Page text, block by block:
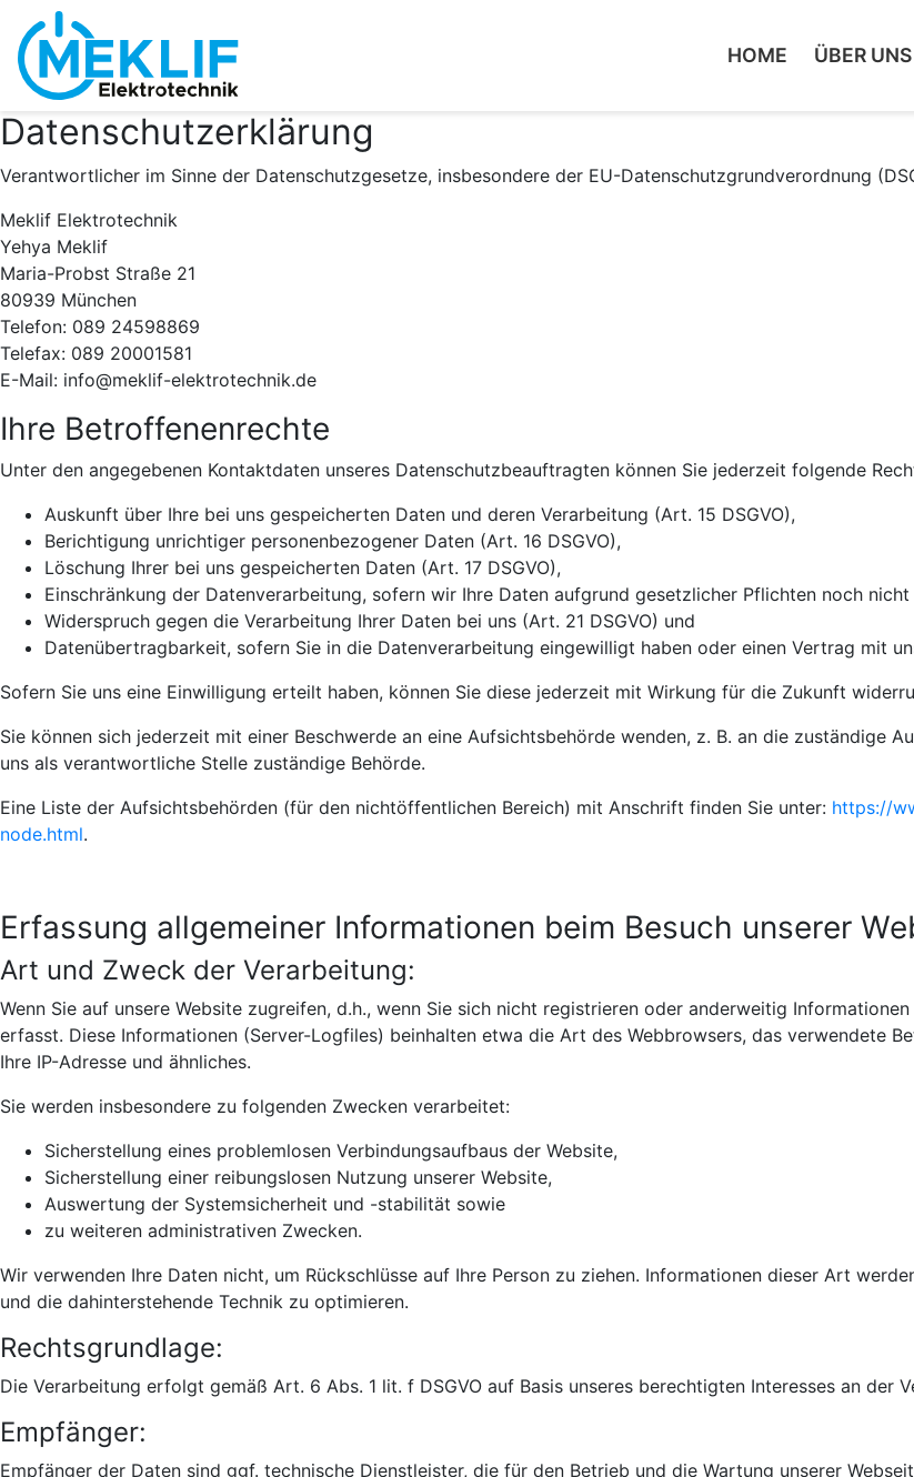
HOME (CURRENT)
ÜBER UNS
Datenschutzerklärung
Verantwortlicher im Sinne der Datenschutzgesetze, insbesondere der EU-Datenschutzgrundverordnung
Meklif Elektrotechnik
Yehya Meklif
Maria-Probst Straße 21
80939 München
Telefon: 089 24598869
Telefax: 089 20001581
E-Mail: info@meklif-elektrotechnik.de
Ihre Betroffenenrechte
Unter den angegebenen Kontaktdaten unseres Datenschutzbeauftragten können Sie jederzeit folgende
Auskunft über Ihre bei uns gespeicherten Daten und deren Verarbeitung (Art. 15 DSGVO),
Berichtigung unrichtiger personenbezogener Daten (Art. 16 DSGVO),
Löschung Ihrer bei uns gespeicherten Daten (Art. 17 DSGVO),
Einschränkung der Datenverarbeitung, sofern wir Ihre Daten aufgrund gesetzlicher Pflichten noch
Widerspruch gegen die Verarbeitung Ihrer Daten bei uns (Art. 21 DSGVO) und
Datenübertragbarkeit, sofern Sie in die Datenverarbeitung eingewilligt haben oder einen Vertrag mit
Sofern Sie uns eine Einwilligung erteilt haben, können Sie diese jederzeit mit Wirkung für die Zukunft
Sie können sich jederzeit mit einer Beschwerde an eine Aufsichtsbehörde wenden, z. B. an die zuständige
uns als verantwortliche Stelle zuständige Behörde.
Eine Liste der Aufsichtsbehörden (für den nichtöffentlichen Bereich) mit Anschrift finden Sie unter: https://
node.html.
Erfassung allgemeiner Informationen beim Besuch unserer
Art und Zweck der Verarbeitung:
Wenn Sie auf unsere Website zugreifen, d.h., wenn Sie sich nicht registrieren oder anderweitig
erfasst. Diese Informationen (Server-Logfiles) beinhalten etwa die Art des Webbrowsers, das verwendete
Ihre IP-Adresse und ähnliches.
Sie werden insbesondere zu folgenden Zwecken verarbeitet:
Sicherstellung eines problemlosen Verbindungsaufbaus der Website,
Sicherstellung einer reibungslosen Nutzung unserer Website,
Auswertung der Systemsicherheit und -stabilität sowie
zu weiteren administrativen Zwecken.
Wir verwenden Ihre Daten nicht, um Rückschlüsse auf Ihre Person zu ziehen. Informationen dieser Art
und die dahinterstehende Technik zu optimieren.
Rechtsgrundlage:
Die Verarbeitung erfolgt gemäß Art. 6 Abs. 1 lit. f DSGVO auf Basis unseres berechtigten Interesses an der
Empfänger:
Empfänger der Daten sind ggf. technische Dienstleister, die für den Betrieb und die Wartung unserer